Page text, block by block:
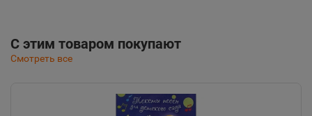
С этим товаром покупают
Смотреть все